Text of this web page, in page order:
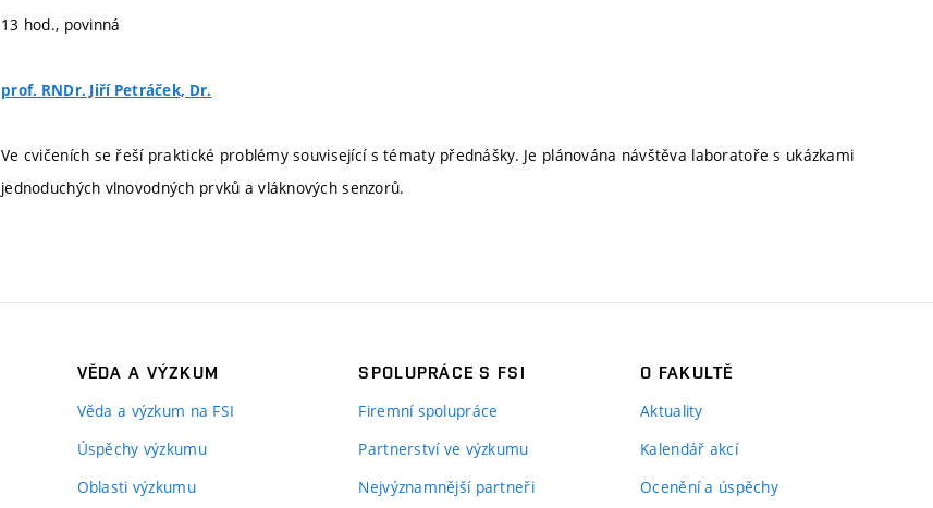
13 hod., povinná
prof. RNDr. Jiří Petráček, Dr.
Ve cvičeních se řeší praktické problémy související s tématy přednášky. Je plánována návštěva laboratoře s ukázkami
jednoduchých vlnovodných prvků a vláknových senzorů.
VĚDA A VÝZKUM
Věda a výzkum na FSI
Úspěchy výzkumu
Oblasti výzkumu
SPOLUPRÁCE S FSI
Firemní spolupráce
Partnerství ve výzkumu
Nejvýznamnější partneři
O FAKULTĚ
Aktuality
Kalendář akcí
Ocenění a úspěchy